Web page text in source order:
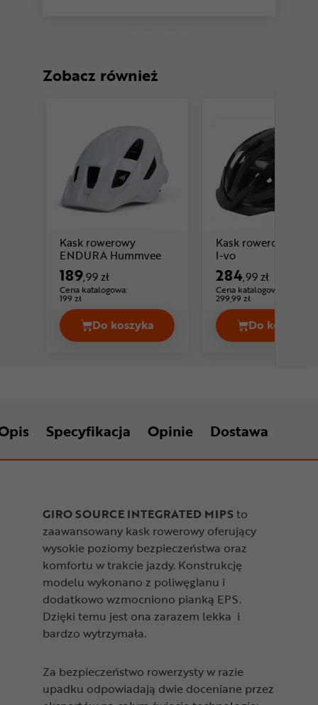
Zobacz również
Kask rowerowy
ENDURA Hummvee
Cena: 189 ,99 zł
189,99 zł
Cena katalogowa:
199 zł
Do koszyka
Kask rowerowy
I-vo
284,99 zł
Cena katalogowa:
299,99 zł
Do koszyka
Kask
Specyfikacja Opinie Dostawa
GIRO SOURCE INTEGRATED MIPSto
zaawansowany kask rowerowy oferujący
wysokie poziomy bezpieczeństwa oraz
komfortu w trakcie jazdy. Konstrukcję
modelu wykonano z poliwęglanu i
dodatkowo wzmocniono pianką EPS.
Dzięki temu jest ona zarazem lekka i
bardzo wytrzymała.
Za bezpieczeństwo rowerzysty w razie
upadku odpowiadają dwie doceniane przez